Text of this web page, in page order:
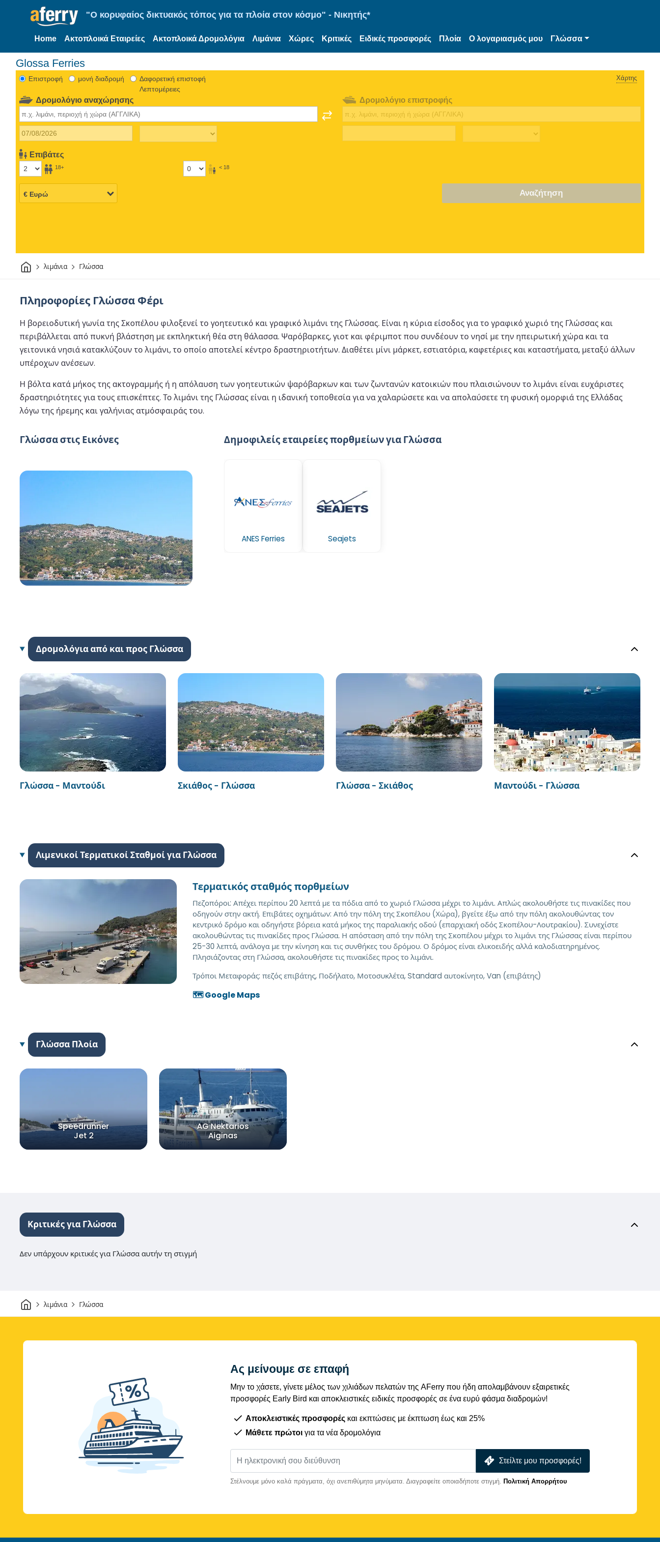
"Ο κορυφαίος δικτυακός τόπος για τα πλοία στον κόσμο" - Νικητής*
Home Ακτοπλοικά Εταιρείες Ακτοπλοικά Δρομολόγια Λιμάνια Χώρες Κριτικές Ειδικές προσφορές Πλοία Ο λογαριασμός μου Γλώσσα
Glossa Ferries
Eπιστροφή μονή διαδρομή
Δαφορετική επιστοφή
Λεπτομέρειες
Χάρτης
Δρομολόγιο αναχώρησης
Επιβάτες
18+ < 18
Δρομολόγιο επιστροφής
Αναζήτηση
Σπίτιλιμάνια Γλώσσα
Πληροφορίες Γλώσσα Φέρι
Η βορειοδυτική γωνία της Σκοπέλου φιλοξενεί το γοητευτικό και γραφικό λιμάνι της Γλώσσας. Είναι η κύρια είσοδος για το γραφικό χωριό της Γλώσσας και
περιβάλλεται από πυκνή βλάστηση με εκπληκτική θέα στη θάλασσα. Ψαρόβαρκες, γιοτ και φέριμποτ που συνδέουν το νησί με την ηπειρωτική χώρα και τα
γειτονικά νησιά κατακλύζουν το λιμάνι, το οποίο αποτελεί κέντρο δραστηριοτήτων. Διαθέτει μίνι μάρκετ, εστιατόρια, καφετέριες και καταστήματα, μεταξύ άλλων
υπέροχων ανέσεων.
Η βόλτα κατά μήκος της ακτογραμμής ή η απόλαυση των γοητευτικών ψαρόβαρκων και των ζωντανών κατοικιών που πλαισιώνουν το λιμάνι είναι ευχάριστες
δραστηριότητες για τους επισκέπτες. Το λιμάνι της Γλώσσας είναι η ιδανική τοποθεσία για να χαλαρώσετε και να απολαύσετε τη φυσική ομορφιά της Ελλάδας
λόγω της ήρεμης και γαλήνιας ατμόσφαιράς του.
Γλώσσα στις Εικόνες Δημοφιλείς εταιρείες πορθμείων για Γλώσσα
ANES Ferries Seajets
Δρομολόγια από και προς Γλώσσα
Γλώσσα - Μαντούδι Σκιάθος - Γλώσσα Γλώσσα - Σκιάθος Μαντούδι - Γλώσσα
Λιμενικοί Τερματικοί Σταθμοί για Γλώσσα
Τερματικός σταθμός πορθμείων
Πεζοπόροι: Απέχει περίπου 20 λεπτά με τα πόδια από το χωριό Γλώσσα μέχρι το λιμάνι. Απλώς ακολουθήστε τις πινακίδες που
οδηγούν στην ακτή. Επιβάτες οχημάτων: Από την πόλη της Σκοπέλου (Χώρα), βγείτε έξω από την πόλη ακολουθώντας τον
κεντρικό δρόμο και οδηγήστε βόρεια κατά μήκος της παραλιακής οδού (επαρχιακή οδός Σκοπέλου-Λουτρακίου). Συνεχίστε
ακολουθώντας τις πινακίδες προς Γλώσσα. Η απόσταση από την πόλη της Σκοπέλου μέχρι το λιμάνι της Γλώσσας είναι περίπου
25-30 λεπτά, ανάλογα με την κίνηση και τις συνθήκες του δρόμου. Ο δρόμος είναι ελικοειδής αλλά καλοδιατηρημένος.
Πλησιάζοντας στη Γλώσσα, ακολουθήστε τις πινακίδες προς το λιμάνι.
Τρόποι Μεταφοράς: πεζός επιβάτης, Ποδήλατο, Μοτοσυκλέτα, Standard αυτοκίνητο, Van (επιβάτης)
🗺️ Google Maps
Γλώσσα Πλοία
Speedrunner
Jet 2
AG Nektarios
Aiginas
Κριτικές για Γλώσσα
Δεν υπάρχουν κριτικές για Γλώσσα αυτήν τη στιγμή
Σπίτιλιμάνια Γλώσσα
Ας μείνουμε σε επαφή
Μην το χάσετε, γίνετε μέλος των χιλιάδων πελατών της AFerry που ήδη απολαμβάνουν εξαιρετικές
προσφορές Early Bird και αποκλειστικές ειδικές προσφορές σε ένα ευρύ φάσμα διαδρομών!
Αποκλειστικές προσφορές και εκπτώσεις με έκπτωση έως και 25%
Μάθετε πρώτοι για τα νέα δρομολόγια
Στείλτε μου προσφορές!
Στέλνουμε μόνο καλά πράγματα, όχι ανεπιθύμητα μηνύματα. Διαγραφείτε οποιαδήποτε στιγμή. Πολιτική Απορρήτου